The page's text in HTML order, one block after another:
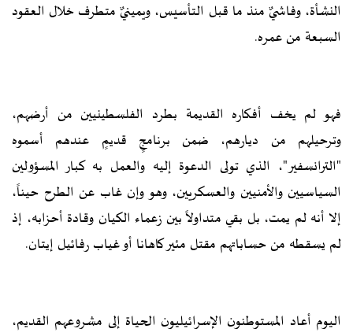
النشأة، وفاشيٌ منذ ما قبل التأسيس، ويمينيٌ متطرف خلال العقود
السبعة من عمره.
فهو لم يخف أفكاره القديمة بطرد الفلسطينيين من أرضهم،
وترحيلهم من ديارهم، ضمن برنامجٍ قديمٍ عندهم أسموه
"الترانسفير"، الذي تولى الدعوة إليه والعمل به كبار المسؤولين
السياسيين والأمنيين والعسكريين، وهو وإن غاب عن الطرح حيناً،
إلا أنه لم يمت، بل بقي متداولاً بين زعماء الكيان وقادة أحزابه، إذ
لم يسقطه من حساباتهم مقتل مئير كاهانا أو غياب رفائيل إيتان.
اليوم أعاد المستوطنون الإسرائيليون الحياة إلى مشروعهم القديم،